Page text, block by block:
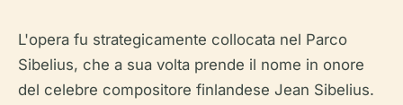
L'opera fu strategicamente collocata nel Parco
Sibelius, che a sua volta prende il nome in onore
del celebre compositore finlandese Jean Sibelius.